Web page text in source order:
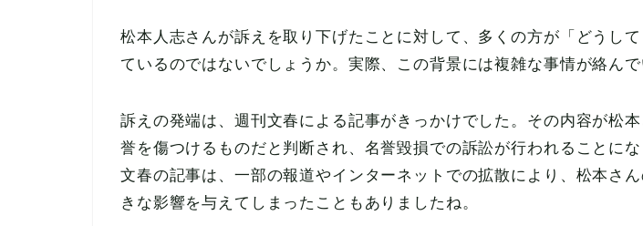
松本人志さんが訴えを取り下げたことに対して、多くの方が「どうし
ているのではないでしょうか。実際、この背景には複雑な事情が絡んで
訴えの発端は、週刊文春による記事がきっかけでした。その内容が松
誉を傷つけるものだと判断され、名誉毀損での訴訟が行われることに
文春の記事は、一部の報道やインターネットでの拡散により、松本さ
きな影響を与えてしまったこともありましたね。